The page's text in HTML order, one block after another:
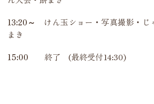
13:20～
けん玉ショー・写真撮影・じ
まき
15:00 終了 (最終受付14:30)